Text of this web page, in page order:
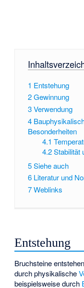
1 Entstehung
2Gewinnung
3Verwendung
4
Besonderheiten
4.1
4.2 Stabilität
5Siehe auch
6 Literatur und
7Weblinks
Entstehung
Bruchsteine
durch physikalische
beispielsweise durch